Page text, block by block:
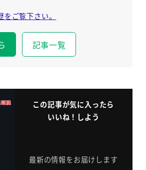
ご覧下さい。
記事一覧
この記事が気に入ったら
いいね！しよう
最新の情報をお届けします